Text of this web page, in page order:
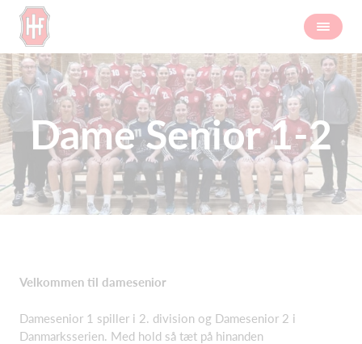
Dame Senior 1-2
Velkommen til damesenior
Damesenior 1 spiller i 2. division og Damesenior 2 i
Danmarksserien. Med hold så tæt på hinanden